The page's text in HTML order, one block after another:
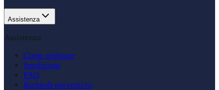
Assistenza
Assistenza
Come ordinare
Spedizioni
FAQ
Richiedi preventivo